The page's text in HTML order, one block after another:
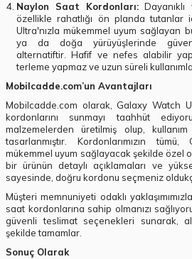
Naylon Saat Kordonları:
özellikle rahatlığı ön planda tutanlar
Ultra'nızla mükemmel uyum sağlayan
ya da doğa yürüyüşlerinde
alternatiftir. Hafif ve nefes alabilir
terleme yapmaz ve uzun süreli
Mobilcadde.com’un Avantajları
Mobilcadde.com olarak, Galaxy Watch
kordonlarını sunmayı taahhüt
malzemelerden üretilmiş olup,
tasarlanmıştır. Kordonlarımızın
mükemmel uyum sağlayacak şekilde özel
bir ürünün detaylı açıklamaları ve
sayesinde, doğru kordonu seçmeniz
Müşteri memnuniyeti odaklı
saat kordonlarına sahip olmanızı
güvenli teslimat seçenekleri sunarak,
şekilde tamamlar.
Sonuç Olarak